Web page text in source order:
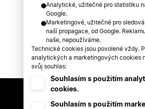
Analytické, užitečné pro statistiku
Google.
Marketingové, užitečné pro
naší propagace, od Google.
naše, nepoužíváme.
Technické cookies jsou povolené vždy.
analytických a marketingových cookies
svůj souhlas:
Souhlasím s použitím
cookies.
Souhlasím s použitím